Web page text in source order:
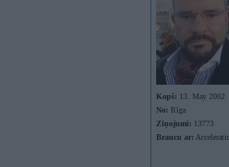
Kopš: 13. May 2002
No: Rīga
Ziņojumi: 13773
Braucu ar: